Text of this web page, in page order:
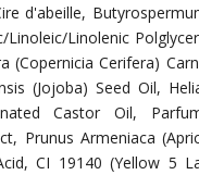
d'abeille,
Linolenic
(Copernicia Cerifera)
(Jojoba) Seed Oil,
Castor Oil,
Prunus Armeniaca
CI 19140 (Yellow 5